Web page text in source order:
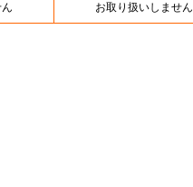
お取り扱いしません